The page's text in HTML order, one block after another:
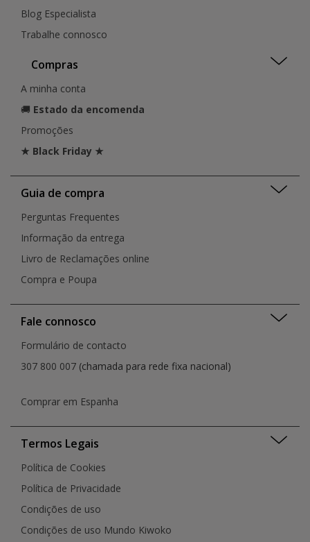
Blog Especialista
Trabalhe connosco
Compras
A minha conta
🚚 Estado da encomenda
Promoções
★ Black Friday ★
Guia de compra
Perguntas Frequentes
Informação da entrega
Livro de Reclamações online
Compra e Poupa
Fale connosco
Formulário de contacto
307 800 007 (chamada para rede fixa nacional)
Comprar em Espanha
Termos Legais
Política de Cookies
Política de Privacidade
Condições de uso
Condições de uso Mundo Kiwoko